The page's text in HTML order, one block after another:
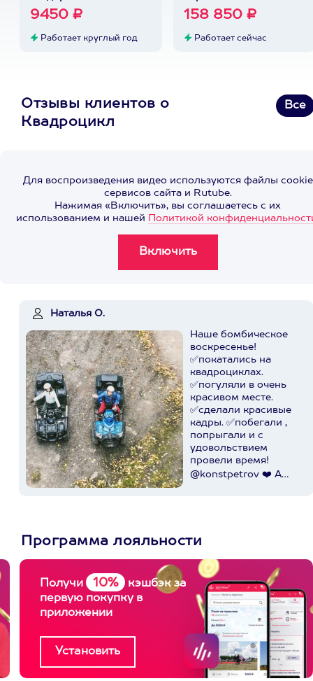
9450 ₽
Работает круглый год
158 850 ₽
Работает сейчас
Отзывы клиентов о
Квадроцикл
Все
Для воспроизведения видео используются файлы cookie
сервисов сайта и Rutube.
Нажимая «Включить», вы соглашаетесь с их
использованием и нашей Политикой
Наталья О.
Наше бомбическое
воскресенье!
✅покатались на
квадроциклах.
✅погуляли в очень
красивом месте.
✅сделали красивые
кадры. ✅побегали ,
попрыгали и с
удовольствием
провели время!
@konstpetrov ❤️ А
Программа лояльности
Получи 10%
кэшбэк за
первую покупку в
приложении